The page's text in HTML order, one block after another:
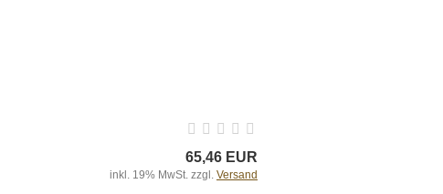
65,46 EUR
inkl. 19% MwSt. zzgl. Versand